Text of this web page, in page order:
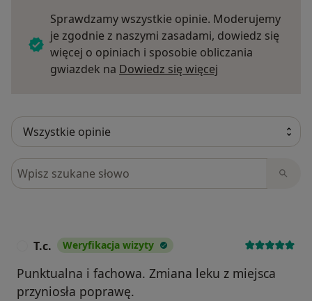
Sprawdzamy wszystkie opinie. Moderujemy
je zgodnie z naszymi zasadami, dowiedz się
więcej o opiniach i sposobie obliczania
gwiazdek na Dowiedz się więcej
Szukaj w opiniach
T.c. Weryfikacja wizyty
Punktualna i fachowa. Zmiana leku z miejsca
przyniosła poprawę.